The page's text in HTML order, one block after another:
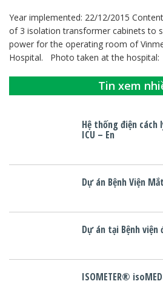
Year implemented: 22/12/2015
of 3 isolation transformer cabinets to
power for the operating room of
Hospital. Photo taken at the hospital:
Tin xem
Hệ thống điện
ICU – En
Dự án Bệnh Viện
Dự án tại Bệnh
ISOMETER®